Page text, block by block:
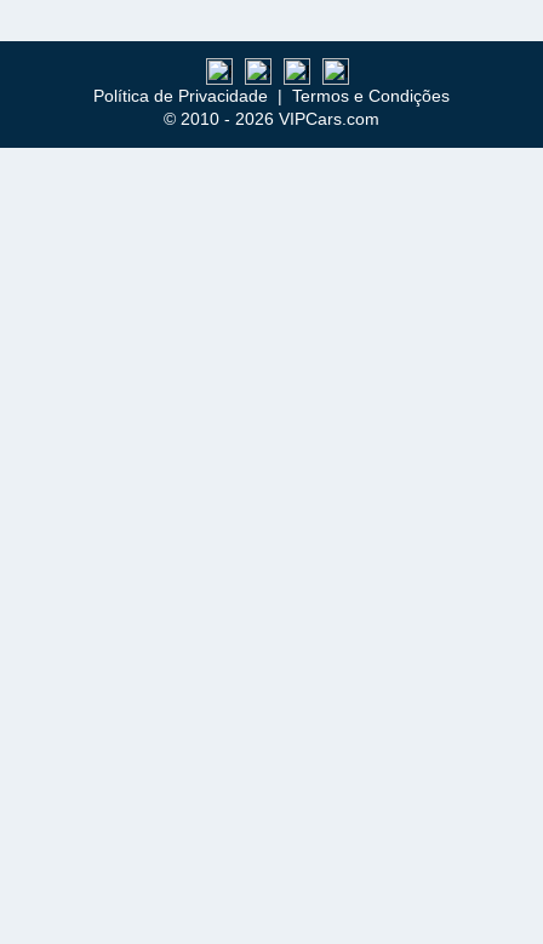
Política de Privacidade | Termos e Condições
© 2010 - 2026 VIPCars.com